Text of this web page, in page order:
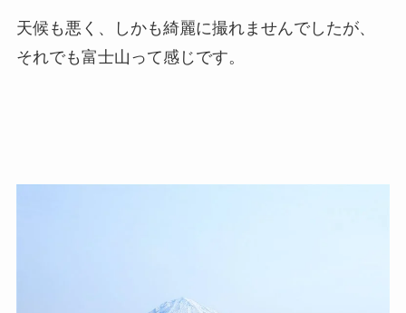
天候も悪く、しかも綺麗に撮れませんでしたが、
それでも富士山って感じです。